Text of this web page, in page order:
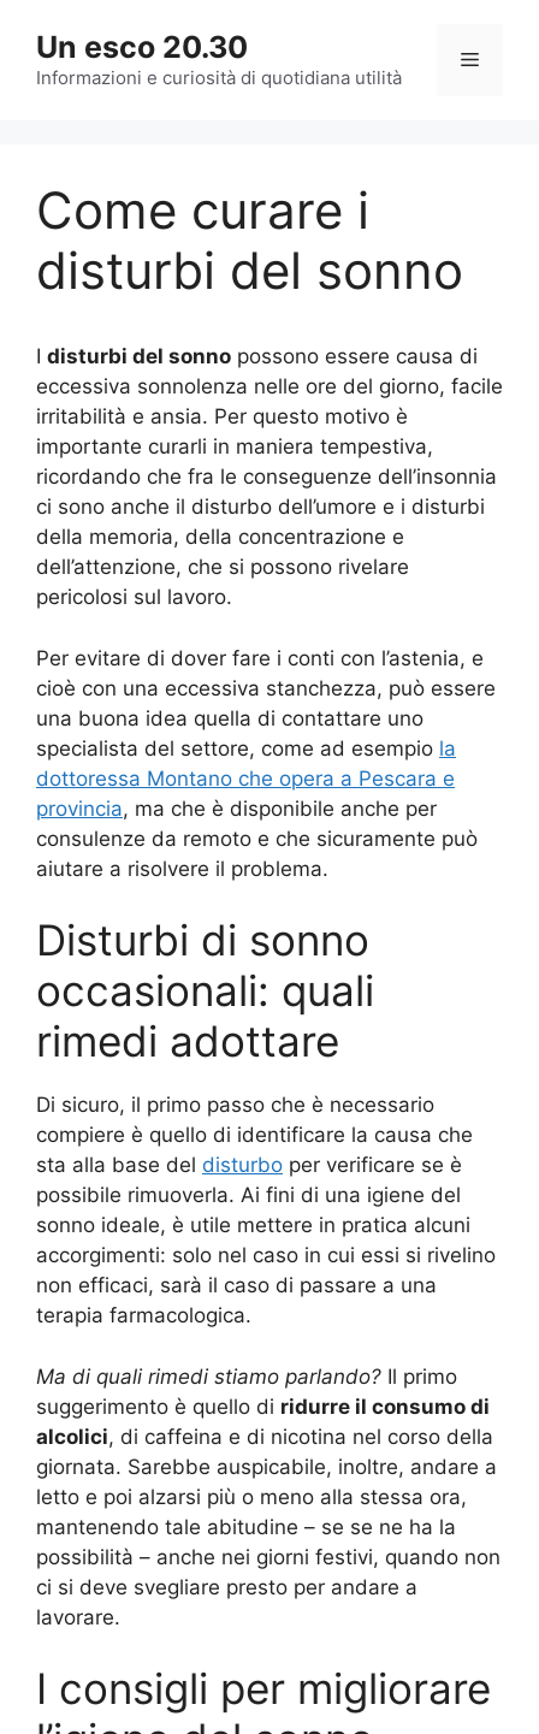
contenuto
Un esco 20.30
Informazioni e curiosità di quotidiana utilità
Menu
Come curare i
disturbi del sonno
I disturbi del sonno possono essere causa di
eccessiva sonnolenza nelle ore del giorno, facile
irritabilità e ansia. Per questo motivo è
importante curarli in maniera tempestiva,
ricordando che fra le conseguenze dell’insonnia
ci sono anche il disturbo dell’umore e i disturbi
della memoria, della concentrazione e
dell’attenzione, che si possono rivelare
pericolosi sul lavoro.
Per evitare di dover fare i conti con l’astenia, e
cioè con una eccessiva stanchezza, può essere
una buona idea quella di contattare uno
specialista del settore, come ad esempio la
dottoressa Montano che opera a Pescara e
provincia, ma che è disponibile anche per
consulenze da remoto e che sicuramente può
aiutare a risolvere il problema.
Disturbi di sonno
occasionali: quali
rimedi adottare
Di sicuro, il primo passo che è necessario
compiere è quello di identificare la causa che
sta alla base del disturbo per verificare se è
possibile rimuoverla. Ai fini di una igiene del
sonno ideale, è utile mettere in pratica alcuni
accorgimenti: solo nel caso in cui essi si rivelino
non efficaci, sarà il caso di passare a una
terapia farmacologica.
Ma di quali rimedi stiamo parlando? Il primo
suggerimento è quello di ridurre il consumo di
alcolici, di caffeina e di nicotina nel corso della
giornata. Sarebbe auspicabile, inoltre, andare a
letto e poi alzarsi più o meno alla stessa ora,
mantenendo tale abitudine – se se ne ha la
possibilità – anche nei giorni festivi, quando non
ci si deve svegliare presto per andare a
lavorare.
I consigli per migliorare